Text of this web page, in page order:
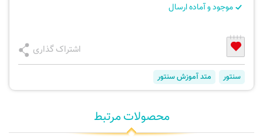
موجود و آماده ارسال
اشتراک گذاری
سنتور متد آموزش سنتور
محصولات مرتبط